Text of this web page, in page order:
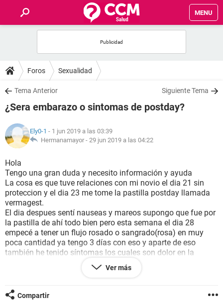
MENU
FOROS
SALUD
FAMILIA
NUTRICIÓN
BIENESTAR
SEXUALIDAD
GLOSARIO
Foros Sexualidad
Tema Anterior Siguiente Tema
¿Sera embarazo o sintomas de postday?
Ely0-1 - 1 jun 2019 a las 03:39
Hermanamayor - 29 jun 2019 a las 04:22
Hola
Tengo una gran duda y necesito información y ayuda
La cosa es que tuve relaciones con mi novio el dia 21 sin
proteccion y el dia 23 me tome la pastilla postday llamada
vermagest.
El dia despues sentí nauseas y mareos supongo que fue por
la pastilla de ahí todo bien pero esta semana el dia 28
empecé a tener un flujo rosado o sangrado(rosa) en muy
poca cantidad ya tengo 3 días con eso y aparte de eso
también he tenido síntomas los cuales son dolor en la
espalda baja, cansancio y cambio de humor eso fue el dia
29 y seguí con el flujo rosa y últimamente he sentido dolor
Y el flujo a tomado un olor diferente al normal
Ver más
Compartir